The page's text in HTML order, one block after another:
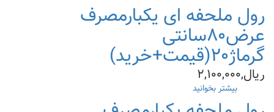
ملحفه
یکبارمصرف
رول
عرض۸۰
وگرماژ۱۵گرم(قیمت+خرید)
رول ملحفه ای یکبارمصرف
عرض۸۰سانتی
گرماژ۲۰(قیمت+خرید)
ریال,۲,۱۰۰,۰۰۰
بیشتر بخوانید